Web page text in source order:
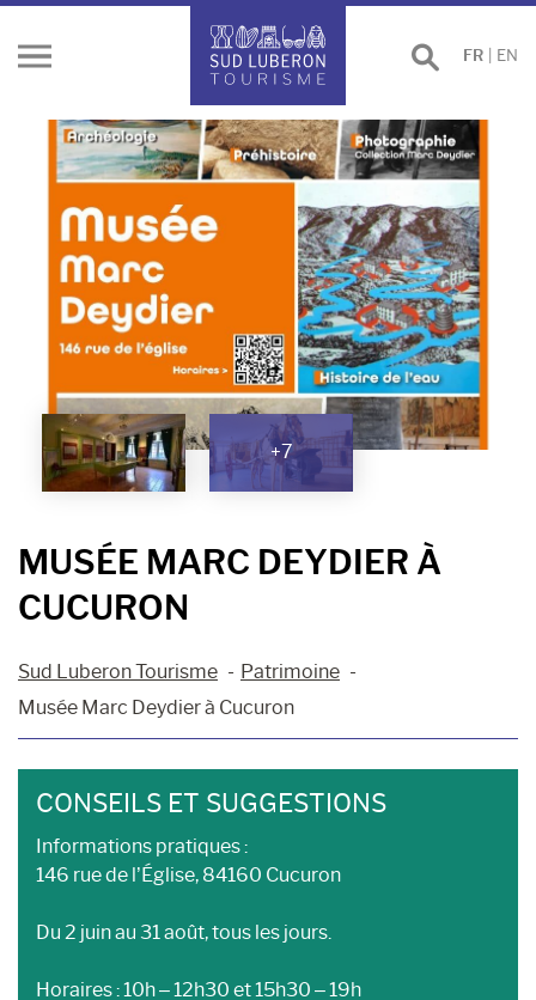
Ouvrir
Effectuer
une
FR EN
+7
MUSÉE MARC DEYDIER À
CUCURON
Sud Luberon Tourisme
Patrimoine
Musée Marc Deydier à Cucuron
CONSEILS ET SUGGESTIONS
Informations pratiques :
146 rue de l’Église, 84160 Cucuron
Du 2 juin au 31 août, tous les jours.
Horaires : 10h – 12h30 et 15h30 – 19h